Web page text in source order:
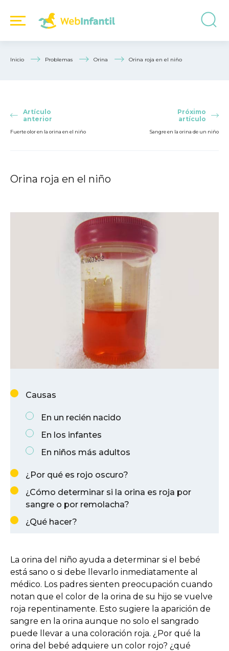
Inicio Problemas Orina Orina roja en el niño
Artículo
anterior
Fuerte olor en la orina en el niño
Próximo
artículo
Sangre en la orina de un niño
Orina roja en el niño
Causas
En un recién nacido
En los infantes
En niños más adultos
¿Por qué es rojo oscuro?
¿Cómo determinar si la orina es roja por
sangre o por remolacha?
¿Qué hacer?
La orina del niño ayuda a determinar si el bebé
está sano o si debe llevarlo inmediatamente al
médico. Los padres sienten preocupación cuando
notan que el color de la orina de su hijo se vuelve
roja repentinamente. Esto sugiere la aparición de
sangre en la orina aunque no solo el sangrado
puede llevar a una coloración roja. ¿Por qué la
orina del bebé adquiere un color rojo? ¿qué